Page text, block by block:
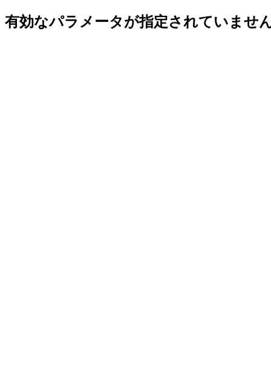
有効なパラメータが指定されていませ